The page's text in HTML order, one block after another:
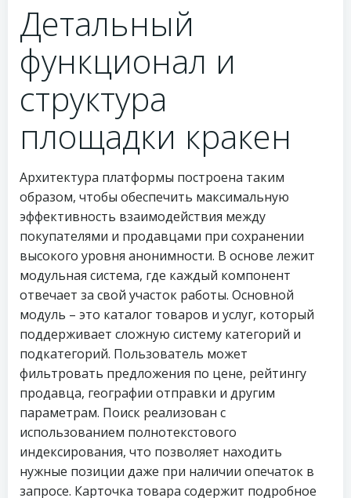
Детальный
функционал и
структура
площадки кракен
Архитектура платформы построена таким
образом, чтобы обеспечить максимальную
эффективность взаимодействия между
покупателями и продавцами при сохранении
высокого уровня анонимности. В основе лежит
модульная система, где каждый компонент
отвечает за свой участок работы. Основной
модуль – это каталог товаров и услуг, который
поддерживает сложную систему категорий и
подкатегорий. Пользователь может
фильтровать предложения по цене, рейтингу
продавца, географии отправки и другим
параметрам. Поиск реализован с
использованием полнотекстового
индексирования, что позволяет находить
нужные позиции даже при наличии опечаток в
запросе. Карточка товара содержит подробное